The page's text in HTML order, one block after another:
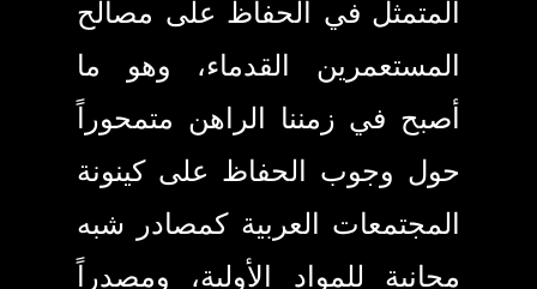
المتمثل في الحفاظ على مصالح
المستعمرين القدماء، وهو ما
أصبح في زمننا الراهن متمحوراً
حول وجوب الحفاظ على كينونة
المجتمعات العربية كمصادر شبه
مجانية للمواد الأولية، ومصدراً